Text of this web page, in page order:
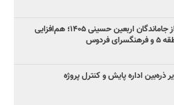
آمادگی برای میزبانی از جاماندگان اربعین حسینی ۱۴۰۵؛ هم‌افزایی